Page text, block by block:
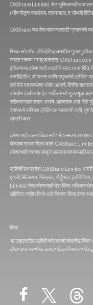
OXShare Limited, सेंट लुसियामधील
(नोंदणीकृत कार्यालय: तळमजला, द सोथबी
OXShare च्या सेवा वापरण्यासाठी
रिस्क स्टेटमेंट: डेरिव्हेटिव्हजमधील
जास्त रक्कम गमावू शकतात. OXShare.com
इच्छिणाऱ्या कोणत्याही व्यक्तीने स्वतःचा
कमोडिटीज, ऑप्शन्स आणि फ्युचर्सचे ट्रेडिंग
सर्व पैसे गमावण्याचा धोका असतो. वित्तीय
जोखीम देखील आहेत. मार्केटमध्ये गुंतवणूक
स्वीकारण्यास तयार असणे आवश्यक आहे. पैसे
देशांमध्ये फॉरेक्स ट्रेडिंगला परवानगी नाही,
खात्री करा.
कोणत्याही चलन किंवा स्पॉट मेटल्सच्या
घेण्याचा सल्ला दिला जातो. OXShare Limited
कोणत्‍याही त्‍याच्‍या बाजूने सल्‍ला बनवण्‍यासाठी
प्रतिबंधित प्रदेश: OXShare Limited
इटली, बेल्जियम, फिनलंड, पोर्तुगाल, इंडोनेशिया,
Limited सेवा कोणत्याही देश किंवा
उद्दिष्टित नाहीत जिथे असे वितरण किंवा वापर
किंवा
या साइटवरील माहिती कोणत्याही देशातील
किंवा वापर स्थानिक कायदा किंवा नियमांच्या